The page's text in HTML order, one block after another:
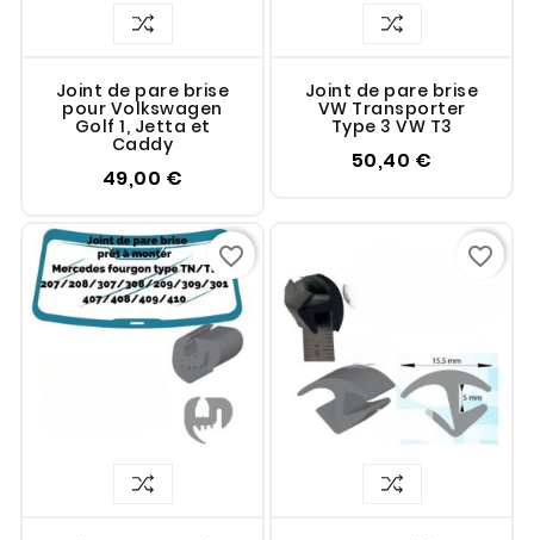
Joint de pare brise
pour Volkswagen
Golf 1, Jetta et
Caddy
49,00 €
Joint de pare brise
VW Transporter
Type 3 VW T3
50,40 €
favorite_border favorite_border